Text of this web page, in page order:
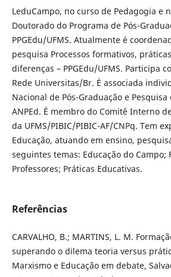
LeduCampo, no curso de Pedagogia e
Doutorado do Programa de Pós-
PPGEdu/UFMS. Atualmente é
pesquisa Processos formativos,
diferenças – PPGEdu/UFMS. Participa
Rede Universitas/Br. É associada
Nacional de Pós-Graduação e Pesquisa
ANPEd. É membro do Comitê Interno
da UFMS/PIBIC/PIBIC-AF/CNPq. Tem
Educação, atuando em ensino,
seguintes temas: Educação do Campo;
Professores; Práticas Educativas.
Referências
CARVALHO, B.; MARTINS, L. M.
superando o dilema teoria versus
Marxismo e Educação em debate,